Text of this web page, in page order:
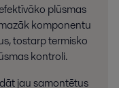
plūsmas
komponentu
tostarp termisko
kontroli.
jau samontētus